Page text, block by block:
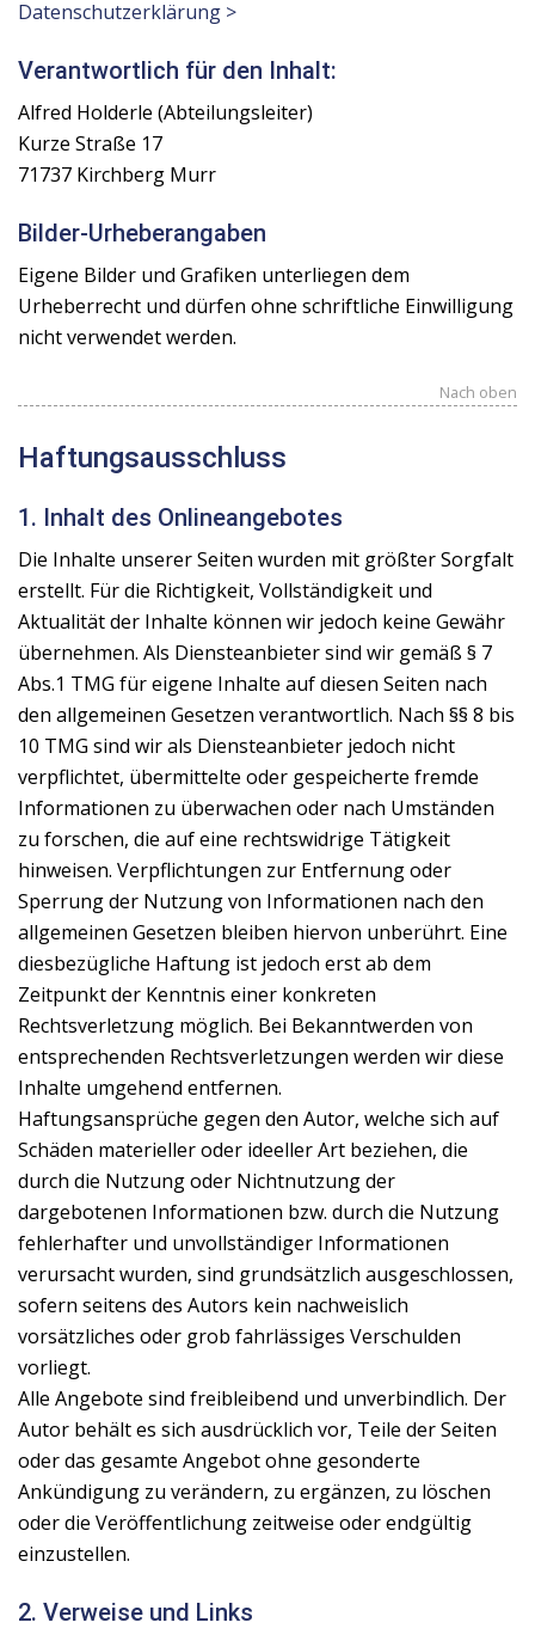
Datenschutzerklärung >
Verantwortlich für den Inhalt:
Alfred Holderle (Abteilungsleiter)
Kurze Straße 17
71737 Kirchberg Murr
Bilder-Urheberangaben
Eigene Bilder und Grafiken unterliegen dem
Urheberrecht und dürfen ohne schriftliche Einwilligung
nicht verwendet werden.
Nach oben
Haftungsausschluss
1. Inhalt des Onlineangebotes
Die Inhalte unserer Seiten wurden mit größter Sorgfalt
erstellt. Für die Richtigkeit, Vollständigkeit und
Aktualität der Inhalte können wir jedoch keine Gewähr
übernehmen. Als Diensteanbieter sind wir gemäß § 7
Abs.1 TMG für eigene Inhalte auf diesen Seiten nach
den allgemeinen Gesetzen verantwortlich. Nach §§ 8 bis
10 TMG sind wir als Diensteanbieter jedoch nicht
verpflichtet, übermittelte oder gespeicherte fremde
Informationen zu überwachen oder nach Umständen
zu forschen, die auf eine rechtswidrige Tätigkeit
hinweisen. Verpflichtungen zur Entfernung oder
Sperrung der Nutzung von Informationen nach den
allgemeinen Gesetzen bleiben hiervon unberührt. Eine
diesbezügliche Haftung ist jedoch erst ab dem
Zeitpunkt der Kenntnis einer konkreten
Rechtsverletzung möglich. Bei Bekanntwerden von
entsprechenden Rechtsverletzungen werden wir diese
Inhalte umgehend entfernen.
Haftungsansprüche gegen den Autor, welche sich auf
Schäden materieller oder ideeller Art beziehen, die
durch die Nutzung oder Nichtnutzung der
dargebotenen Informationen bzw. durch die Nutzung
fehlerhafter und unvollständiger Informationen
verursacht wurden, sind grundsätzlich ausgeschlossen,
sofern seitens des Autors kein nachweislich
vorsätzliches oder grob fahrlässiges Verschulden
vorliegt.
Alle Angebote sind freibleibend und unverbindlich. Der
Autor behält es sich ausdrücklich vor, Teile der Seiten
oder das gesamte Angebot ohne gesonderte
Ankündigung zu verändern, zu ergänzen, zu löschen
oder die Veröffentlichung zeitweise oder endgültig
einzustellen.
2. Verweise und Links